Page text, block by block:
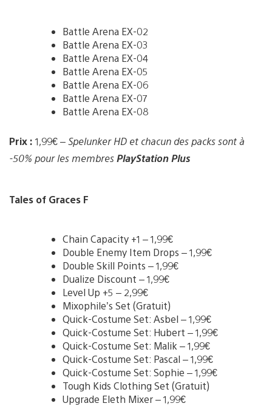
Battle Arena EX-02
Battle Arena EX-03
Battle Arena EX-04
Battle Arena EX-05
Battle Arena EX-06
Battle Arena EX-07
Battle Arena EX-08
Prix : 1,99€ –Spelunker HD et chacun des packs sont à
-50% pour les membresPlayStation Plus
Tales of Graces F
Chain Capacity +1 – 1,99€
Double Enemy Item Drops – 1,99€
Double Skill Points – 1,99€
Dualize Discount – 1,99€
Level Up +5 – 2,99€
Mixophile’s Set (Gratuit)
Quick-Costume Set: Asbel – 1,99€
Quick-Costume Set: Hubert – 1,99€
Quick-Costume Set: Malik – 1,99€
Quick-Costume Set: Pascal – 1,99€
Quick-Costume Set: Sophie – 1,99€
Tough Kids Clothing Set (Gratuit)
Upgrade Eleth Mixer – 1,99€